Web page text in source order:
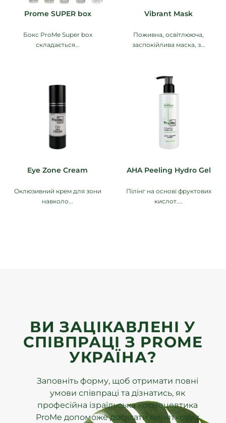
Prome SUPER box
Бокс ProMe Super box
складається...
Vibrant Mask
Поживна, освітлююча,
заспокійлива маска, з...
Eye Zone Cream
Оклюзивний крем для зони
навколо...
AHA Peeling Hydro Gel
Пілінг на основі фруктових
кислот....
ВИ ЗАЦІКАВЛЕНІ У
СПІВПРАЦІ З PROME
УКРАЇНА?
Заповніть форму, щоб отримати повні
умови співпраці та дізнатись, як
професійна ізраїльська космецевтика
ProMe допоможе досягати виняткових